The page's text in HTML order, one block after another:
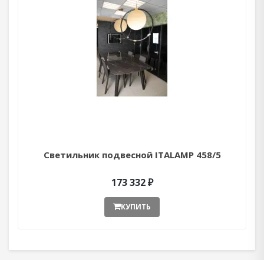
Светильник подвесной ITALAMP 458/5
173 332 ₽
КУПИТЬ